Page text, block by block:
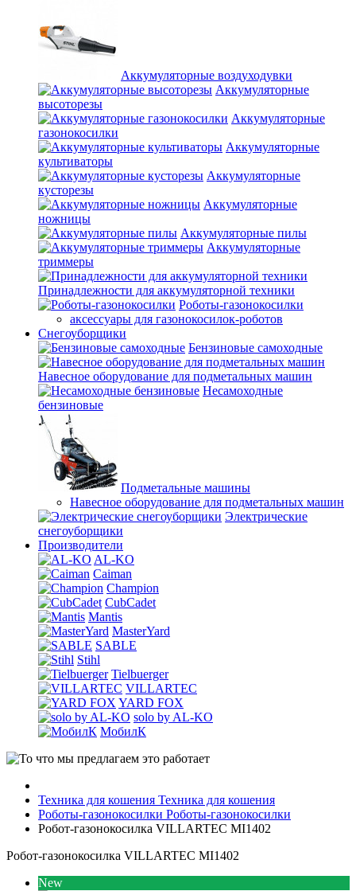
Аккумуляторные воздуходувки
Аккумуляторные
высоторезы
Аккумуляторные
газонокосилки
Аккумуляторные
культиваторы
Аккумуляторные
кусторезы
Аккумуляторные
ножницы
Аккумуляторные пилы
Аккумуляторные
триммеры
Принадлежности для аккумуляторной техники
Роботы-газонокосилки
аксессуары для газонокосилок-роботов
Снегоуборщики
Бензиновые самоходные
Навесное оборудование для подметальных машин
Несамоходные
бензиновые
Подметальные машины
Навесное оборудование для подметальных машин
Электрические
снегоуборщики
Производители
AL-KO
Caiman
Champion
CubCadet
Mantis
MasterYard
SABLE
Stihl
Tielbuerger
VILLARTEC
YARD FOX
solo by AL-KO
МобилК
Техника для кошения Техника для кошения
Роботы-газонокосилки Роботы-газонокосилки
Робот-газонокосилка VILLARTEC MI1402
Робот-газонокосилка VILLARTEC MI1402
New